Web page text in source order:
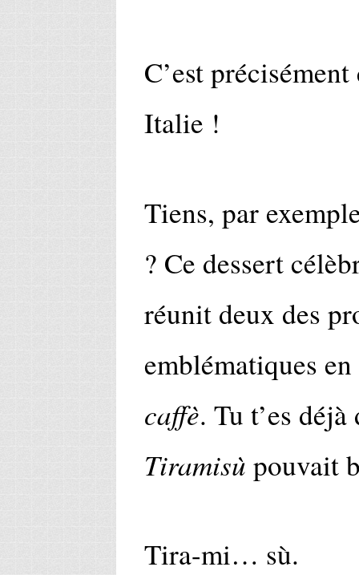
C’est
Italie !
Tiens, par
? Ce dessert
réunit deux des
emblématiques
caffè. Tu t’es
Tiramisù pouvait
Tira-mi… sù.